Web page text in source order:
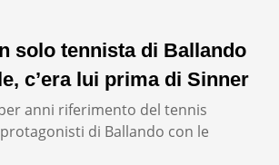
solo tennista di Ballando
c’era lui prima di Sinner
anni riferimento del tennis
di Ballando con le